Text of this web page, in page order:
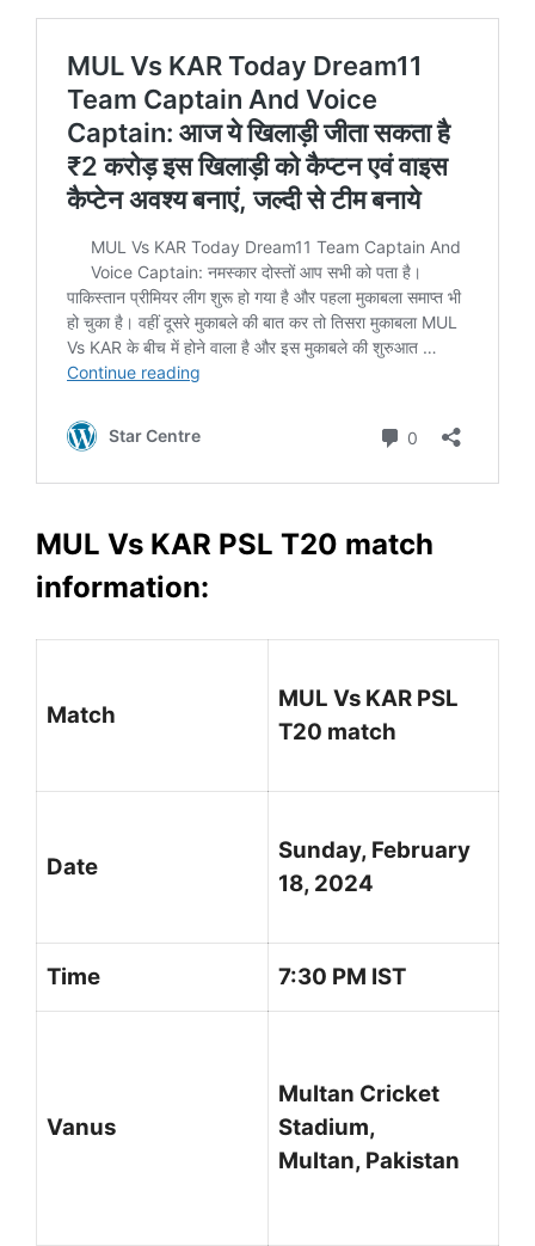
MUL Vs KAR PSL T20 match
information:
Match
MUL Vs KAR PSL
T20 match
Date
Sunday, February
18, 2024
Time 7:30 PM IST
Vanus
Multan Cricket
Stadium,
Multan, Pakistan